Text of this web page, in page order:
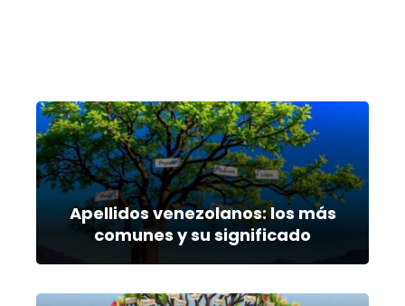
Apellidos venezolanos: los más
comunes y su significado